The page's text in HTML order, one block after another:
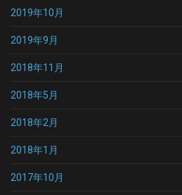
2019年10月
2019年9月
2018年11月
2018年5月
2018年2月
2018年1月
2017年10月